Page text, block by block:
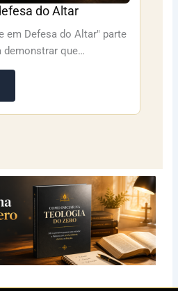
do Altar
em Defesa do Altar" parte
demonstrar que…